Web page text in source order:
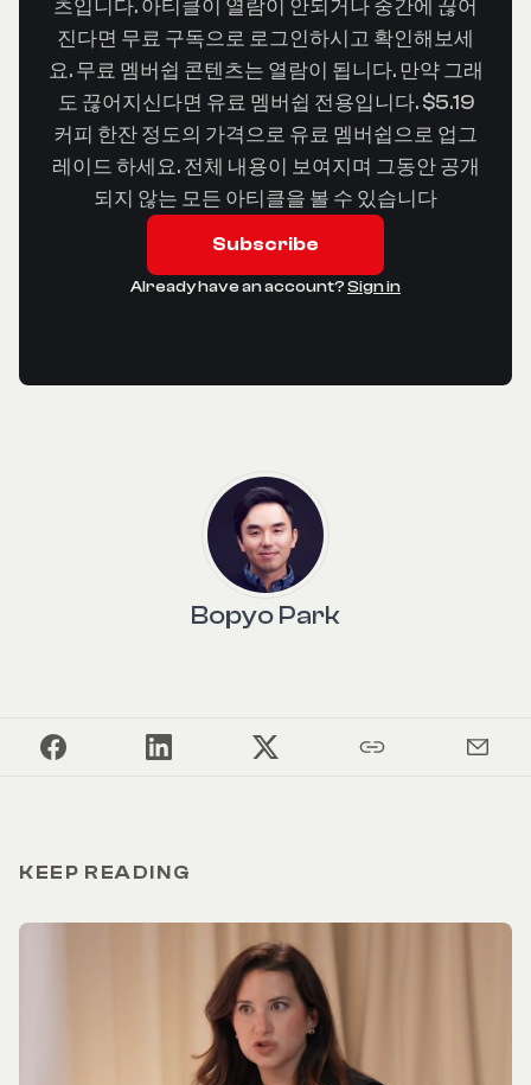
츠입니다. 아티클이 열람이 안되거나 중간에 끊어
진다면 무료 구독으로 로그인하시고 확인해보세
요. 무료 멤버쉽 콘텐츠는 열람이 됩니다. 만약 그래
도 끊어지신다면 유료 멤버쉽 전용입니다. $5.19
커피 한잔 정도의 가격으로 유료 멤버쉽으로 업그
레이드 하세요. 전체 내용이 보여지며 그동안 공개
되지 않는 모든 아티클을 볼 수 있습니다
Subscribe
Already have an account?Sign in
Bopyo Park
KEEP READING